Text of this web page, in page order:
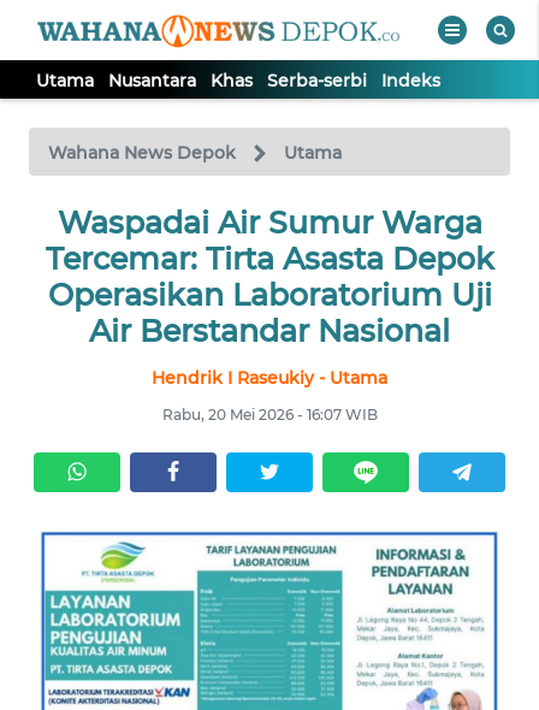
Utama Nusantara Khas Serba-serbi Indeks
Wahana News Depok Utama
Waspadai Air Sumur Warga
Tercemar: Tirta Asasta Depok
Operasikan Laboratorium Uji
Air Berstandar Nasional
Hendrik I Raseukiy - Utama
Rabu, 20 Mei 2026 - 16:07 WIB
TV
Tutup
UTAMA
NUSANTARA
SERBI
BERITA
KONTAK
KAMI